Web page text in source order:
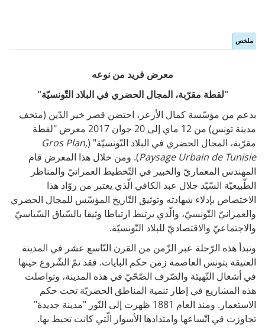
Vertical Tabs
ملخص
(active
معرض فريد من نوعه
"لقطة مقرّبة، المجال الحضري في البلاد التّونسيّة"
بدعم من مؤسّسة كمال الأزعر، احتضن قصر خير الدّين (متحف
مدينة تونس) من 12 ماي إلى 20 جوان 2017 معرض "لقطة
مقرّبة، المجال الحضري في البلاد التّونسيّة" (Gros Plan,
Paysage Urbain de Tunisie
). ومن خلال هذا المعرض قام
المهندس المعماريّ والخبير في التّخطيط العمرانيّ والمناظر
الطّبيعيّة السّيّد جلال عبد الكافي الّذي يعتبر من روّاد هذا
الاختصاص بإدلاء شهادته وتوثيق التّاريخ المؤسّس للمجال الحضري
والعمرانيّ التّونسيّ، والّذي يرتبط ارتباطا وثيقا بالسّياق السّياسيّ
والاجتماعيّ والاقتصاديّ للبلاد التّونسيّة.
وتبدأ هذه الرّحلة عبر الزّمن من القرن التّاسع عشر في المدينة
العتيقة بتونس العاصمة زمن حكم البايات. فقد تمّ الشّروع حينها
في أشغال التّهيئة والصّرف الصّحّيّ في هذه المدينة، وتواصلت
هذه المشاريع في إطار تنمية المناطق الحضريّة تحت حكم
الاستعمار. ومنذ العام 1881 ظهرت إلى النّور "مدينة جديدة"
تجاوزت في اتّساعها وامتدادها الأسوار الّتي كانت تحيط بها.